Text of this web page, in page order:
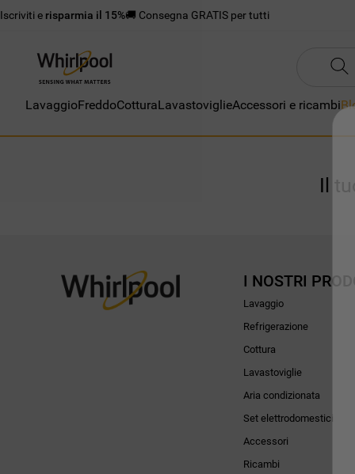
Iscriviti e risparmia il 15%🚚 Consegna GRATIS per tutti
LavaggioFreddoCotturaLavastoviglieAccessori e ricambi
Il
I NOSTRI
Lavaggio
Refrigerazione
Cottura
Lavastoviglie
Aria condizionata
Set elettrodomestici
Accessori
Ricambi